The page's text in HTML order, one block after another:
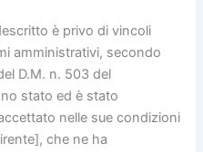
è privo di vincoli
amministrativi, secondo
D.M. n. 503 del
stato ed è stato
nelle sue condizioni
che ne ha